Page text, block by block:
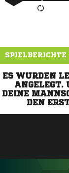
ES WURDEN
ANGELEGT.
DEINE
DEN